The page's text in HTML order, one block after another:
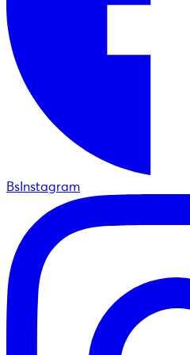
BsInstagram